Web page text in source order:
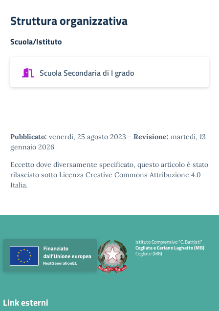
Struttura organizzativa
Scuola/Istituto
Scuola Secondaria di I grado
Pubblicato: venerdì, 25 agosto 2023 - Revisione: martedì, 13
gennaio 2026
Eccetto dove diversamente specificato, questo articolo è stato
rilasciato sotto Licenza Creative Commons Attribuzione 4.0
Italia.
Istituto Comprensivo "C. Battisti"
Cogliate e Ceriano Laghetto (MB)
Cogliate (MB)
Link esterni